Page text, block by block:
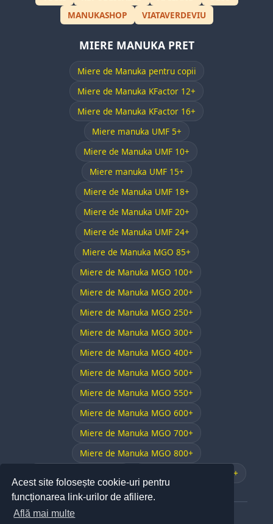
Acest site folosește cookie-uri pentru
funcționarea link-urilor de afiliere.
Află mai multe
MANUKASHOP
VIATAVERDEVIU
MIERE MANUKA PRET
Miere de Manuka pentru copii
Miere de Manuka KFactor 12+
Miere de Manuka KFactor 16+
Miere manuka UMF 5+
Miere de Manuka UMF 10+
Miere manuka UMF 15+
Miere de Manuka UMF 18+
Miere de Manuka UMF 20+
Miere de Manuka UMF 24+
Miere de Manuka MGO 85+
Miere de Manuka MGO 100+
Miere de Manuka MGO 200+
Miere de Manuka MGO 250+
Miere de Manuka MGO 300+
Miere de Manuka MGO 400+
Miere de Manuka MGO 500+
Miere de Manuka MGO 550+
Miere de Manuka MGO 600+
Miere de Manuka MGO 700+
Miere de Manuka MGO 800+
Miere de Manuka TA 25+